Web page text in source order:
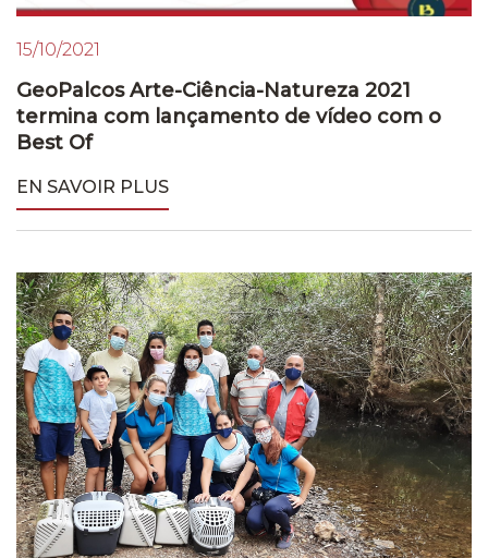
15/10/2021
GeoPalcos Arte-Ciência-Natureza 2021
termina com lançamento de vídeo com o
Best Of
EN SAVOIR PLUS